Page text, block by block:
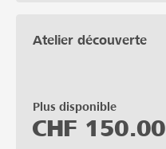
Atelier découverte
Plus disponible
CHF 150.00